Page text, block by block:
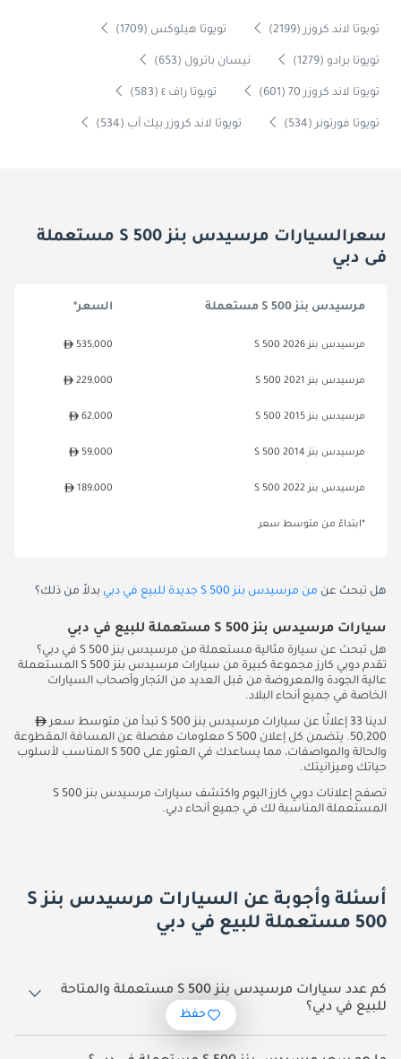
تويوتا لاند كروزر (2199) تويوتا هيلوكس (1709)
تويوتا برادو (1279) نيسان باترول (653)
تويوتا لاند كروزر 70 (601) تويوتا راف ٤ (583)
تويوتا فورتونر (534) تويوتا لاند كروزر بيك آب (534)
سعرالسيارات مرسيدس بنز S 500 مستعملة
فى دبي
مرسيدس بنز S 500 مستعملة السعر*
مرسيدس بنز S 500 2026 535,000
مرسيدس بنز S 500 2021 229,000
مرسيدس بنز S 500 2015 62,000
مرسيدس بنز S 500 2014 59,000
مرسيدس بنز S 500 2022 189,000
*ابتداءً من متوسط سعر
هل تبحث عن من مرسيدس بنز S 500 جديدة للبيع في دبي بدلاً من ذلك؟
سيارات مرسيدس بنز S 500 مستعملة للبيع في دبي
هل تبحث عن سيارة مثالية مستعملة من مرسيدس بنز S 500 في دبي؟
تقدم دوبي كارز مجموعة كبيرة من سيارات مرسيدس بنز S 500 المستعملة
عالية الجودة والمعروضة من قبل العديد من التجار وأصحاب السيارات
الخاصة في جميع أنحاء البلاد.
لدينا 33 إعلانًا عن سيارات مرسيدس بنز S 500 تبدأ من متوسط سعر
50,200. يتضمن كل إعلان S 500 معلومات مفصلة عن المسافة المقطوعة
والحالة والمواصفات، مما يساعدك في العثور على S 500 المناسب لأسلوب
حياتك وميزانيتك.
تصفح إعلانات دوبي كارز اليوم واكتشف سيارات مرسيدس بنز S 500
المستعملة المناسبة لك في جميع أنحاء دبي.
أسئلة وأجوبة عن السيارات مرسيدس بنز S
500 مستعملة للبيع في دبي
كم عدد سيارات مرسيدس بنز S 500 مستعملة والمتاحة
للبيع في دبي؟
33 سيارة مرسيدس بنز S 500 مستعملة متوفرة للبيع في دبي.
حفظ